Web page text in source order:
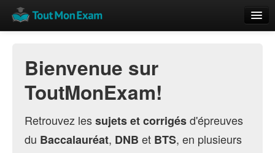
Vue globale
Nouveautés
Rajouter
Résultats
Bienvenue sur
ToutMonExam!
Retrouvez lessujets et corrigésd'épreuves
du Baccalauréat, DNB et BTS, en plusieurs